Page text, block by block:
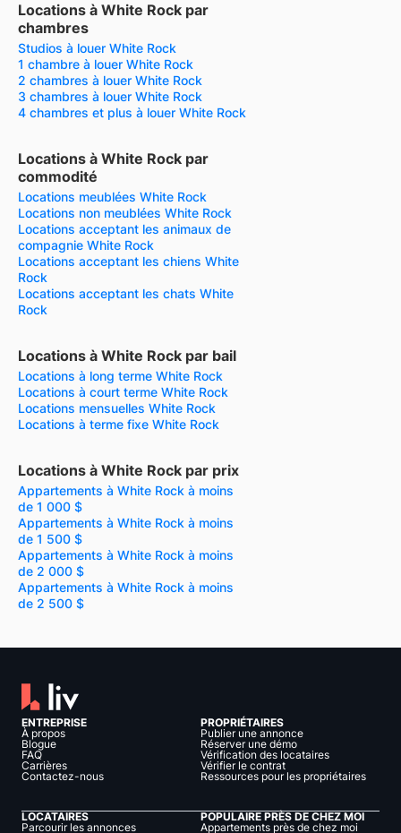
Locations à White Rock par
chambres
Studios à louer White Rock
1 chambre à louer White Rock
2 chambres à louer White Rock
3 chambres à louer White Rock
4 chambres et plus à louer White Rock
Locations à White Rock par
commodité
Locations meublées White Rock
Locations non meublées White Rock
Locations acceptant les animaux de
compagnie White Rock
Locations acceptant les chiens White
Rock
Locations acceptant les chats White
Rock
Locations à White Rock par bail
Locations à long terme White Rock
Locations à court terme White Rock
Locations mensuelles White Rock
Locations à terme fixe White Rock
Locations à White Rock par prix
Appartements à White Rock à moins
de 1 000 $
Appartements à White Rock à moins
de 1 500 $
Appartements à White Rock à moins
de 2 000 $
Appartements à White Rock à moins
de 2 500 $
ENTREPRISE
À propos
Blogue
FAQ
Carrières
Contactez-nous
PROPRIÉTAIRES
Publier une annonce
Réserver une démo
Vérification des locataires
Vérifier le contrat
Ressources pour les propriétaires
LOCATAIRES
Parcourir les annonces
POPULAIRE PRÈS DE CHEZ MOI
Appartements près de chez moi